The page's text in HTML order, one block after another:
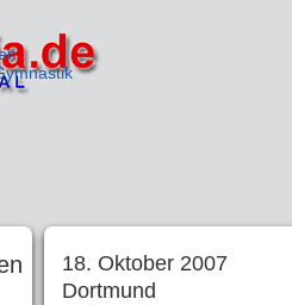
18. Oktober 2007
Dortmund